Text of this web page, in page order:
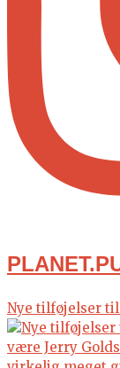
Nye tilføjelser